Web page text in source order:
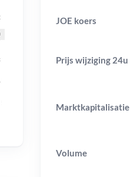
JOE koers
Prijs wijziging 24u
Marktkapitalisatie
Volume